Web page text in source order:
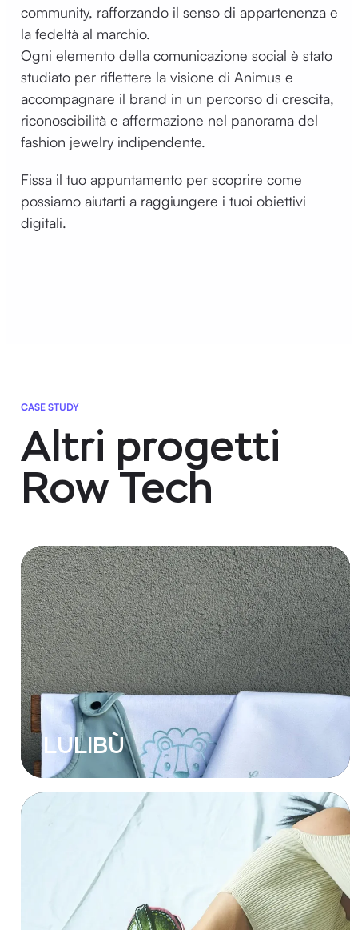
community, rafforzando il senso di appartenenza e
la fedeltà al marchio.
Ogni elemento della comunicazione social è stato
studiato per riflettere la visione di Animus e
accompagnare il brand in un percorso di crescita,
riconoscibilità e affermazione nel panorama del
fashion jewelry indipendente.
Fissa il tuo appuntamento per scoprire come
possiamo aiutarti a raggiungere i tuoi obiettivi
digitali.
CASE STUDY
Altri progetti
Row Tech
LULIBÙ